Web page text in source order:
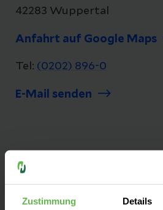
Zustimmung Details
42283 Wuppertal
Anfahrt auf Google Maps
Tel: (0202) 896-0
E-Mail senden
Sie finden uns an zwei
Campus Barmen